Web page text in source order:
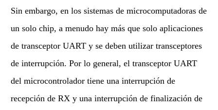
Sin embargo, en los sistemas de microcomputadoras de
un solo chip, a menudo hay más que solo aplicaciones
de transceptor UART y se deben utilizar transceptores
de interrupción. Por lo general, el transceptor UART
del microcontrolador tiene una interrupción de
recepción de RX y una interrupción de finalización de